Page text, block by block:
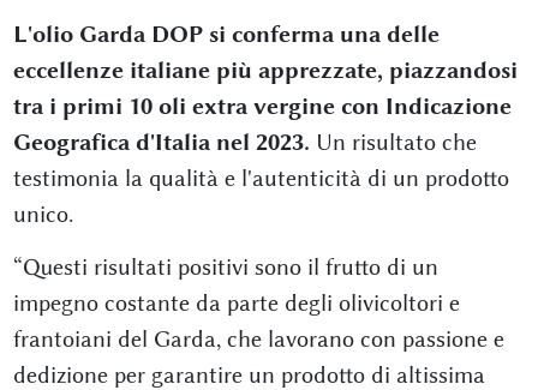
L'olio Garda DOP si conferma una delle
eccellenze italiane più apprezzate, piazzandosi
tra i primi 10 oli extra vergine con Indicazione
Geografica d'Italia nel 2023. Un risultato che
testimonia la qualità e l'autenticità di un prodotto
unico.
“Questi risultati positivi sono il frutto di un
impegno costante da parte degli olivicoltori e
frantoiani del Garda, che lavorano con passione e
dedizione per garantire un prodotto di altissima